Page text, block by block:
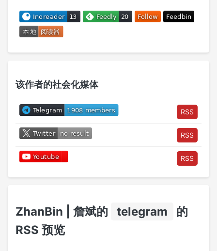
ZhanBin | 詹斌的 telegram
的
RSS 预览
该作者的社会化媒体
RSS
RSS
RSS